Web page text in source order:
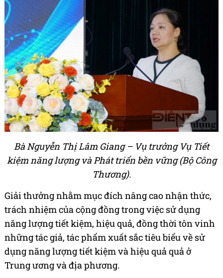
Bà Nguyễn Thị Lâm Giang – Vụ trưởng Vụ Tiết
kiệm năng lượng và Phát triển bền vững (Bộ Công
Thương).
Giải thưởng nhằm mục đích nâng cao nhận thức,
trách nhiệm của cộng đồng trong việc sử dụng
năng lượng tiết kiệm, hiệu quả, đồng thời tôn vinh
những tác giả, tác phẩm xuất sắc tiêu biểu về sử
dụng năng lượng tiết kiệm và hiệu quả quả ở
Trung ương và địa phương.